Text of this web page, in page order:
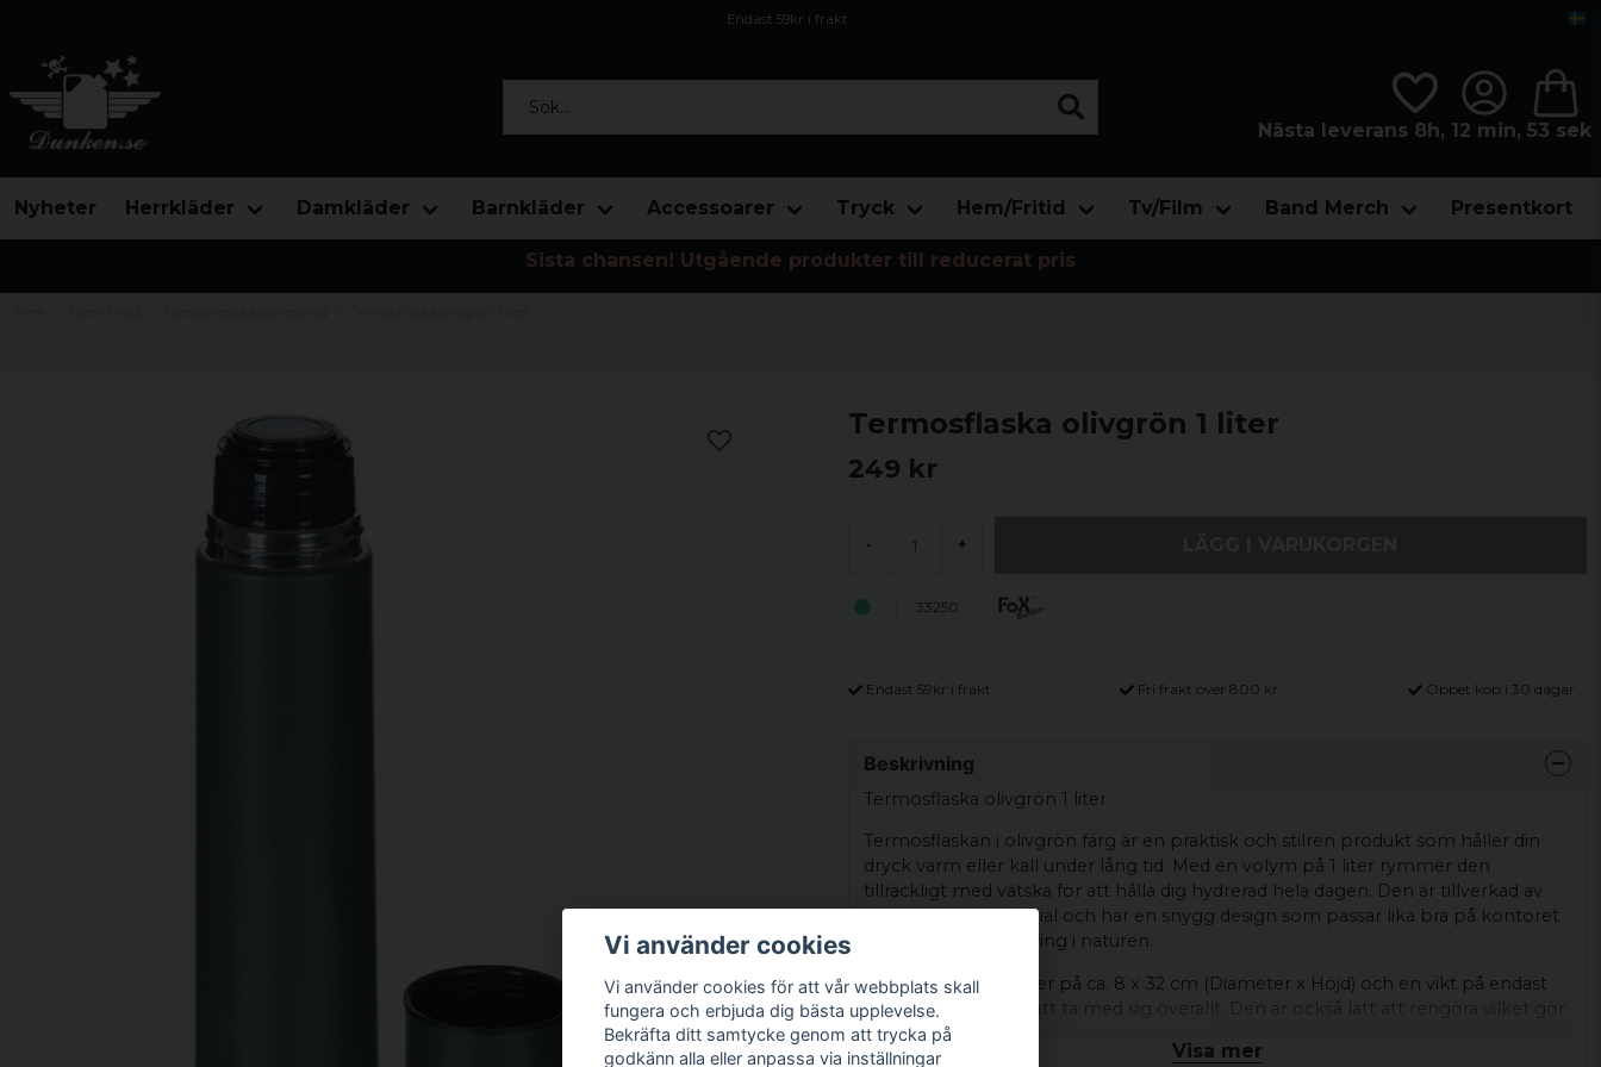
Endast 59kr i frakt
Nästa leverans 8h, 12 min, 52 sek
Nyheter Herrkläder Damkläder Barnkläder Accessoarer Tryck Hem/Fritid Tv/Film Band Merch Presentkort
Sista chansen! Utgående produkter till reducerat pris
Termosflaska olivgrön 1 liter
249 kr
- +
33250
Endast 59kr i frakt Fri frakt över 800 kr Öppet köp i 30 dagar
Beskrivning
Termosflaska olivgrön 1 liter
Termosflaskan i olivgrön färg är en praktisk och stilren produkt som håller din
dryck varm eller kall under lång tid. Med en volym på 1 liter rymmer den
tillräckligt med vätska för att hålla dig hydrerad hela dagen. Den är tillverkad av
högkvalitativt material och har en snygg design som passar lika bra på kontoret
som under en vandring i naturen.
Med sina dimensioner på ca. 8 x 32 cm (Diameter x Höjd) och en vikt på endast
ca. 570g är den lätt att ta med sig överallt. Den är också lätt att rengöra vilket gör
den till en pålitlig följeslagare för alla dina äventyr.
Visa mer
Vi använder cookies
Vi använder cookies för att vår webbplats skall
fungera och erbjuda dig bästa upplevelse.
Bekräfta ditt samtycke genom att trycka på
godkänn alla eller anpassa via inställningar